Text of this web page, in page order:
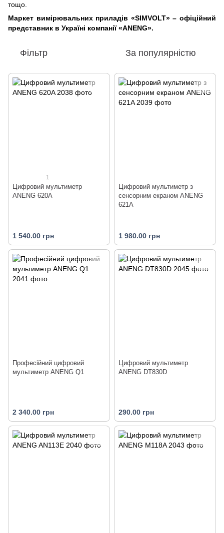
тощо.
Маркет вимірювальних приладів «SIMVOLT» – офіційний
представник в Україні компанії «ANENG».
Фільтр За популярністю
1
Цифровий мультиметр
ANENG 620A
1 540.00 грн
Цифровий мультиметр з
сенсорним екраном ANENG
621A
1 980.00 грн
Професійний цифровий
мультиметр ANENG Q1
2 340.00 грн
Цифровий мультиметр
ANENG DT830D
290.00 грн